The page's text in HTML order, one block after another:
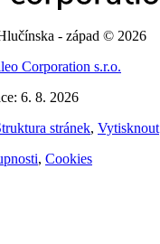
- západ © 2026
Corporation s.r.o.
6. 8. 2026
stránek, Vytisknout
, Cookies